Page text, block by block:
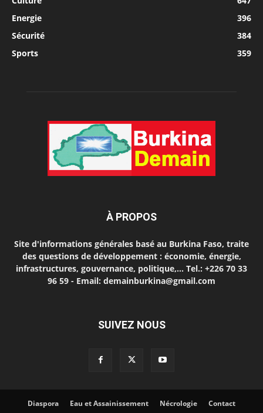
Energie
396
Sécurité
384
Sports
359
À PROPOS
Site d'informations générales basé au Burkina Faso, traite
des questions de développement : économie, énergie,
infrastructures, gouvernance, politique,... Tel.: +226 70 33
96 59 - Email: demainburkina@gmail.com
SUIVEZ NOUS
Diaspora Eau et Assainissement Nécrologie Contact